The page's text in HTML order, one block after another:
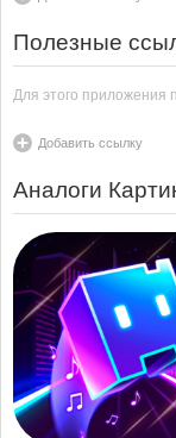
Полезные
Для этого приложения
Добавить ссылку
Аналоги